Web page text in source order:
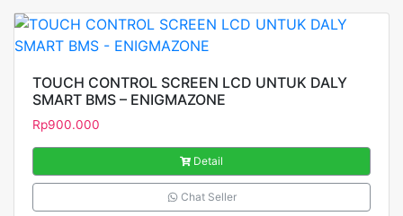
TOUCH CONTROL SCREEN LCD UNTUK DALY
SMART BMS – ENIGMAZONE
Rp900.000
Detail
Chat Seller